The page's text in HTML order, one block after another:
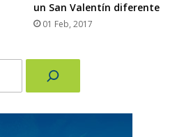
un San Valentín diferente
01 Feb, 2017